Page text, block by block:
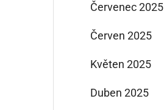
Červenec 2025
Červen 2025
Květen 2025
Duben 2025